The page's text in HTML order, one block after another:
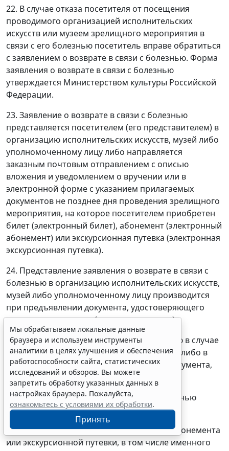
22. В случае отказа посетителя от посещения
проводимого организацией исполнительских
искусств или музеем зрелищного мероприятия в
связи с его болезнью посетитель вправе обратиться
с заявлением о возврате в связи с болезнью. Форма
заявления о возврате в связи с болезнью
утверждается Министерством культуры Российской
Федерации.
23. Заявление о возврате в связи с болезнью
представляется посетителем (его представителем) в
организацию исполнительских искусств, музей либо
уполномоченному лицу либо направляется
заказным почтовым отправлением с описью
вложения и уведомлением о вручении или в
электронной форме с указанием прилагаемых
документов не позднее дня проведения зрелищного
мероприятия, на которое посетителем приобретен
билет (электронный билет), абонемент (электронный
абонемент) или экскурсионная путевка (электронная
экскурсионная путевка).
24. Представление заявления о возврате в связи с
болезнью в организацию исполнительских искусств,
музей либо уполномоченному лицу производится
при предъявлении документа, удостоверяющего
личность посетителя (его представителя).
К заявлению о возврате в связи с болезнью в случае
его направления почтовым отправлением либо в
электронной форме прилагается копия документа,
удостоверяющего личность посетителя.
25. К заявлению о возврате в связи с болезнью
прилагаются:
а) оригинал неиспользованного билета, абонемента
или экскурсионной путевки, в том числе именного
Мы обрабатываем локальные данные
браузера и используем инструменты
аналитики в целях улучшения и обеспечения
работоспособности сайта, статистических
исследований и обзоров. Вы можете
запретить обработку указанных данных в
настройках браузера. Пожалуйста,
ознакомьтесь с условиями их обработки.
Принять